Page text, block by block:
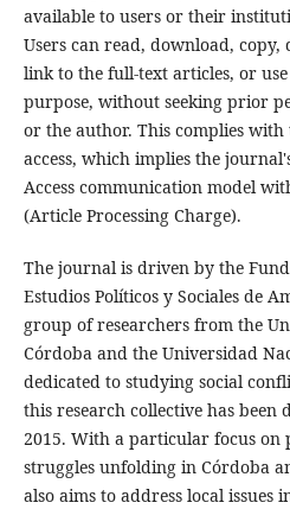
available to users or their
Users can read, download,
link to the full-text articles, or
purpose, without seeking prior
or the author. This complies
access, which implies the
Access communication model
(Article Processing Charge).
The journal is driven by the
Estudios Políticos y Sociales de
group of researchers from the
Córdoba and the Universidad
dedicated to studying social
this research collective has
2015. With a particular focus on
struggles unfolding in Córdoba
also aims to address local issues